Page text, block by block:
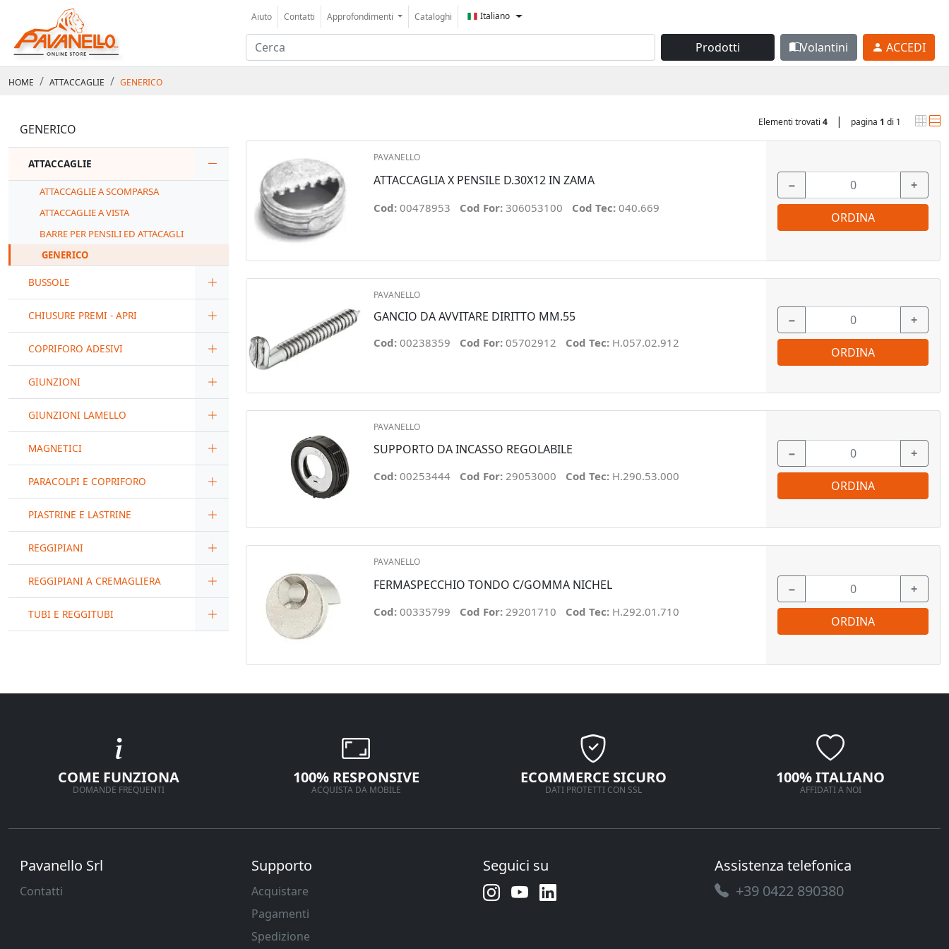
Aiuto Contatti Approfondimenti Cataloghi Italiano
Prodotti Volantini ACCEDI
HOME ATTACCAGLIE GENERICO
GENERICO
ATTACCAGLIE
ATTACCAGLIE A SCOMPARSA
ATTACCAGLIE A VISTA
BARRE PER PENSILI ED ATTACAGLI
GENERICO
BUSSOLE
CHIUSURE PREMI - APRI
COPRIFORO ADESIVI
GIUNZIONI
GIUNZIONI LAMELLO
MAGNETICI
PARACOLPI E COPRIFORO
PIASTRINE E LASTRINE
REGGIPIANI
REGGIPIANI A CREMAGLIERA
TUBI E REGGITUBI
Elementi trovati 4 | pagina 1 di 1
PAVANELLO
ATTACCAGLIA X PENSILE D.30X12 IN ZAMA
Cod: 00478953 Cod For: 306053100 Cod Tec: 040.669
− +
ORDINA
PAVANELLO
GANCIO DA AVVITARE DIRITTO MM.55
Cod: 00238359 Cod For: 05702912 Cod Tec: H.057.02.912
− +
ORDINA
PAVANELLO
SUPPORTO DA INCASSO REGOLABILE
Cod: 00253444 Cod For: 29053000 Cod Tec: H.290.53.000
− +
ORDINA
PAVANELLO
FERMASPECCHIO TONDO C/GOMMA NICHEL
Cod: 00335799 Cod For: 29201710 Cod Tec: H.292.01.710
− +
ORDINA
COME FUNZIONA
DOMANDE FREQUENTI
100% RESPONSIVE
ACQUISTA DA MOBILE
ECOMMERCE SICURO
DATI PROTETTI CON SSL
100% ITALIANO
AFFIDATI A NOI
Pavanello Srl
Contatti
Supporto
Acquistare
Pagamenti
Spedizione
Seguici su
Assistenza telefonica
+39 0422 890380